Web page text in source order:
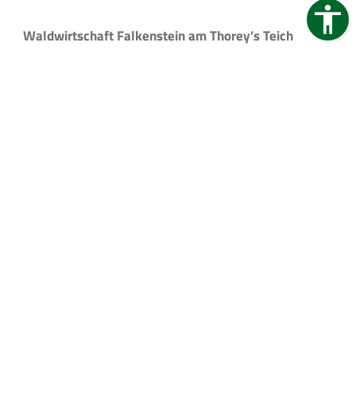
Waldwirtschaft Falkenstein am Thorey’s Teich